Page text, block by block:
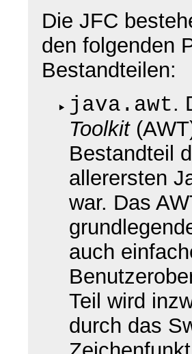
Die JFC
den folgenden
Bestandteilen:
java.awt.
Toolkit
Bestandteil
allerersten
war. Das
auch
Teil wird
durch das